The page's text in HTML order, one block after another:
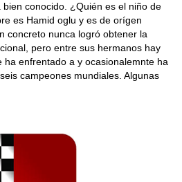
conocido. ¿Quién es el niño de
es Hamid oglu y es de orígen
concreto nunca logró obtener la
pero entre sus hermanos hay
ha enfrentado a y ocasionalemnte ha
campeones mundiales. Algunas